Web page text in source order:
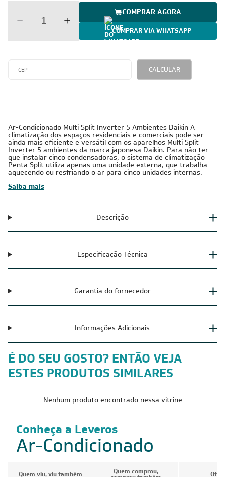
COMPRAR AGORA
COMPRAR VIA WHATSAPP
CALCULAR
Ar-Condicionado Multi Split Inverter 5 Ambientes Daikin A
climatização dos espaços residenciais e comerciais pode ser
ainda mais eficiente e versátil com os aparelhos Multi Split
Inverter 5 ambientes da marca japonesa Daikin. Para não ter
que instalar cinco condensadoras, o sistema de climatização
Penta Split utiliza apenas uma unidade externa, que trabalha
aquecendo ou resfriando o ar para cinco unidades internas.
Saiba mais
Descrição
Especificação Técnica
Garantia do fornecedor
Informações Adicionais
É DO SEU GOSTO? ENTÃO VEJA
ESTES PRODUTOS SIMILARES
Nenhum produto encontrado nessa vitrine
Conheça a Leveros
Ar-Condicionado
Quem viu, viu também Quem comprou,